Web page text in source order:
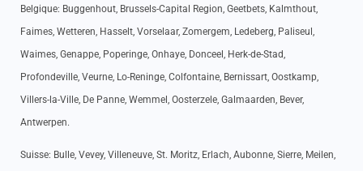
Belgique: Buggenhout, Brussels-Capital Region, Geetbets, Kalmthout,
Faimes, Wetteren, Hasselt, Vorselaar, Zomergem, Ledeberg, Paliseul,
Waimes, Genappe, Poperinge, Onhaye, Donceel, Herk-de-Stad,
Profondeville, Veurne, Lo-Reninge, Colfontaine, Bernissart, Oostkamp,
Villers-la-Ville, De Panne, Wemmel, Oosterzele, Galmaarden, Bever,
Antwerpen.
Suisse: Bulle, Vevey, Villeneuve, St. Moritz, Erlach, Aubonne, Sierre, Meilen,